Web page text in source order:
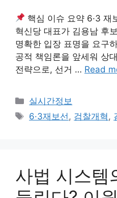
핵심 이슈 요약 6·3 재
혁신당 대표가 김용남 후
명확한 입장 표명을 요구
공적 책임론을 앞세워 상
전략으로, 선거 … Read
Categories
실시간정보
Tags
6·3재보선 , 검찰개혁 ,
사법 시스템